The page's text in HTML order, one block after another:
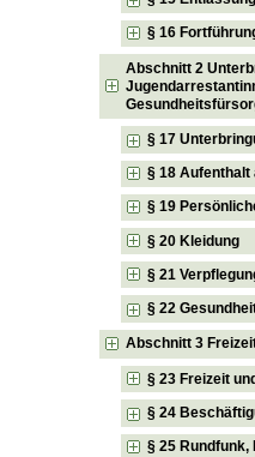
§ 16
Abschnitt 2
§ 17
§ 18 Aufenthalt
§ 19
§ 20 Kleidung
§ 21
§ 22
Abschnitt 3
§ 23 Freizeit
§ 24
§ 25